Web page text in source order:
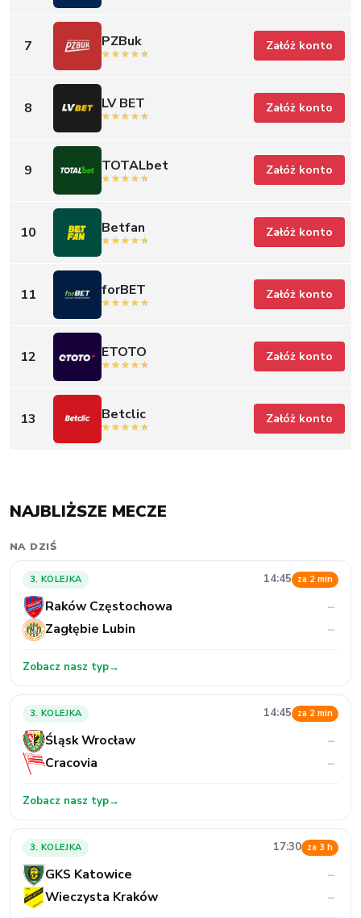
7 PZBuk Załóż konto
8 LV BET Załóż konto
9 TOTALbet Załóż konto
10 Betfan Załóż konto
11 forBET Załóż konto
12 ETOTO Załóż konto
13 Betclic Załóż konto
NAJBLIŻSZE MECZE
NA DZIŚ
3. KOLEJKA 14:45 za 2 min
Raków Częstochowa
–
Zagłębie Lubin
–
Zobacz nasz typ→
3. KOLEJKA 14:45 za 2 min
Śląsk Wrocław
–
Cracovia
–
Zobacz nasz typ→
3. KOLEJKA 17:30 za 3 h
GKS Katowice
–
Wieczysta Kraków
–